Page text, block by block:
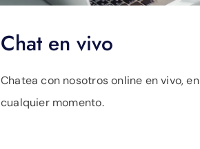
Chat en vivo
Chatea con nosotros online en vivo, en
cualquier momento.